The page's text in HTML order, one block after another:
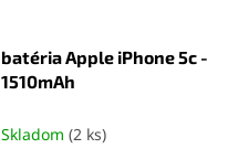
batéria Apple iPhone 5c -
1510mAh
Skladom (2 ks)